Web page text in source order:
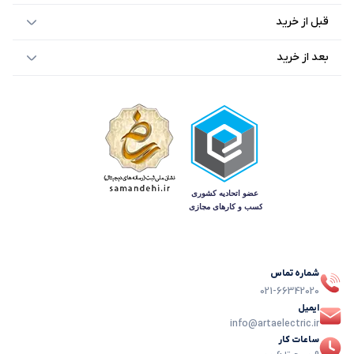
قبل از خرید
بعد از خرید
شماره تماس
021-66342020
ایمیل
info@artaelectric.ir
ساعات کار